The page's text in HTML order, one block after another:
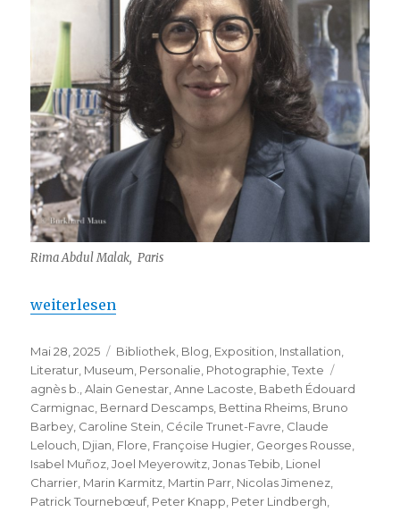
Rima Abdul Malak, Paris
„Rima Abdul Malak – Planches Contact 2025“
weiterlesen
Veröffentlicht
am
Mai 28, 2025 Kategorien
Bibliothek Blog Exposition Installation
Literatur Museum Personalie Photographie ,Texte
agnès b.
,Alain Genestar ,Anne Lacoste Babeth Édouard
Carmignac Bernard Descamps Bettina Rheims Bruno
Barbey Caroline Stein Cécile Trunet-Favre Claude
Lelouch Djian Flore Françoise Hugier Georges Rousse
Isabel Muñoz ,Joel Meyerowitz ,Jonas Tebib Lionel
Charrier Marin Karmitz Martin Parr Nicolas Jimenez
Patrick Tournebœuf, Peter Knapp Peter Lindbergh